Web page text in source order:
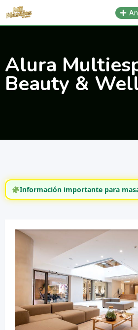
Saltar
Alura
Beauty &
Información importante para